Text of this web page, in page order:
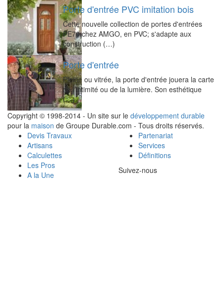
Porte d'entrée PVC imitation bois
Cette nouvelle collection de portes d'entrées
PE70 chez AMGO, en PVC; s'adapte aux
construction (…)
Porte d'entrée
Pleine ou vitrée, la porte d'entrée jouera la carte
de l’intimité ou de la lumière. Son esthétique
(…)
Copyright © 1998-2014 - Un site sur le développement durable
pour la maison de Groupe Durable.com - Tous droits réservés.
Devis Travaux
Artisans
Calculettes
Les Pros
A la Une
Partenariat
Services
Définitions
Suivez-nous